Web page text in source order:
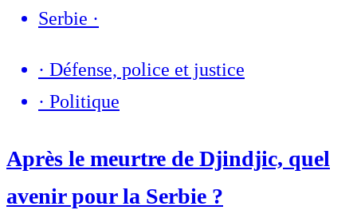
Serbie ·
· Défense, police et justice
· Politique
Après le meurtre de Djindjic, quel
avenir pour la Serbie ?